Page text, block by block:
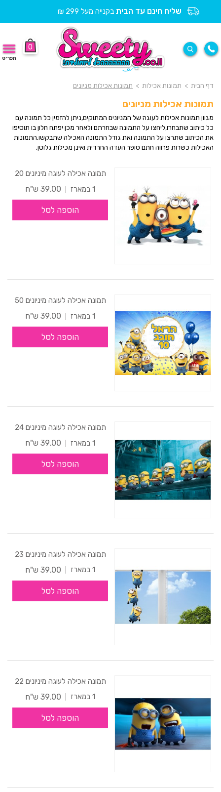
שליח חינם עד הבית בקנייה מעל 299 ₪
0
תפריט
דף הבית > תמונות אכילות > תמונות אכילות מניונים
תמונות אכילות מניונים
מגוון תמונות אכילות לעוגה של המניונים המתוקים,ניתן להזמין כל תמונה עם
כל כיתוב שתבחרו,ליחצו על התמונה שבחרתם ולאחר מכן יפתח חלון בו תוסיפו
את הכיתוב שתרצו על התמונה ואת גודל התמונה האכילה שתבקשו.התמונות
האכילות כשרות פרווה חתם סופר העדה החרדית ואינן מכילות גלוטן.
תמונה אכילה לעוגה מיניונים 20
1 במארז
39.00 ש"ח
הוספה לסל
תמונה אכילה לעוגה מיניונים 50
1 במארז
39.00 ש"ח
הוספה לסל
תמונה אכילה לעוגה מיניונים 24
1 במארז
39.00 ש"ח
הוספה לסל
תמונה אכילה לעוגה מיניונים 23
1 במארז
39.00 ש"ח
הוספה לסל
תמונה אכילה לעוגה מיניונים 22
1 במארז
39.00 ש"ח
הוספה לסל